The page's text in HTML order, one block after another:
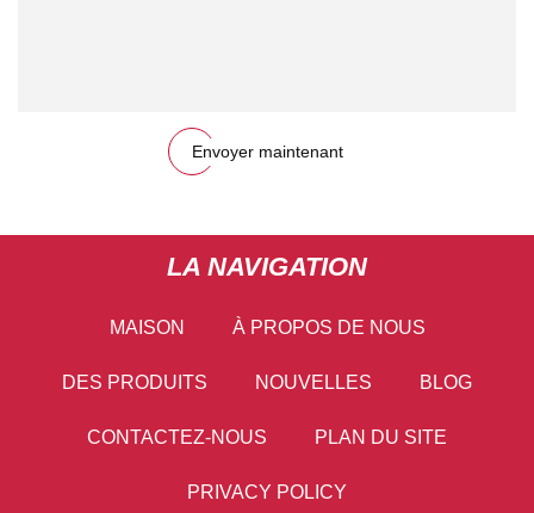
Envoyer maintenant
LA NAVIGATION
MAISON À PROPOS DE NOUS
DES PRODUITS NOUVELLES BLOG
CONTACTEZ-NOUS PLAN DU SITE
PRIVACY POLICY